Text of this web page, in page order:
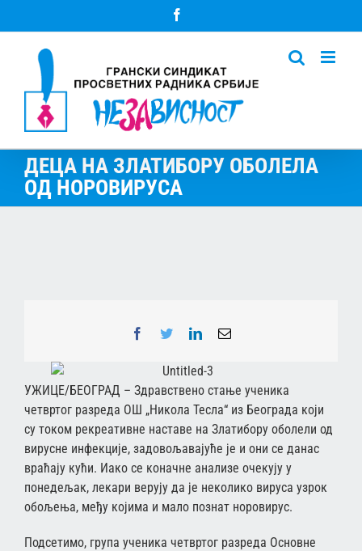
to
ДЕЦА НА ЗЛАТИБОРУ ОБОЛЕЛА
ОД НОРОВИРУСА
Facebook
TwitterLinkedInEmail
УЖИЦЕ/БЕОГРАД – Здравствено стање ученика
четвртог разреда ОШ „Никола Тесла“ из Београда који
су током рекреативне наставе на Златибору оболели од
вирусне инфекције, задовољавајуће је и они се данас
враћају кући. Иако се коначне анализе очекују у
понедељак, лекари верују да је неколико вируса узрок
обољења, међу којима и мало познат норовирус.
Подсетимо, група ученика четвртог разреда Основне